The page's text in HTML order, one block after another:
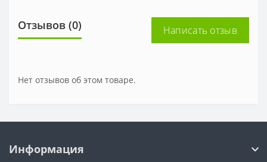
Отзывов (0) Написать отзыв
Нет отзывов об этом товаре.
Информация